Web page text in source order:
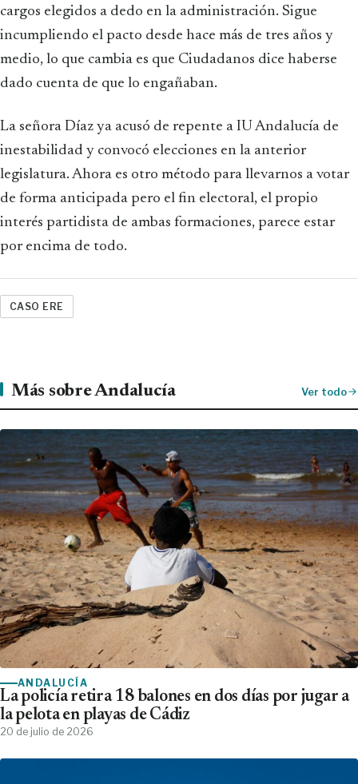
cargos elegidos a dedo en la administración. Sigue
incumpliendo el pacto desde hace más de tres años y
medio, lo que cambia es que Ciudadanos dice haberse
dado cuenta de que lo engañaban.
La señora Díaz ya acusó de repente a IU Andalucía de
inestabilidad y convocó elecciones en la anterior
legislatura. Ahora es otro método para llevarnos a votar
de forma anticipada pero el fin electoral, el propio
interés partidista de ambas formaciones, parece estar
por encima de todo.
CASO ERE
Más sobre Andalucía Ver todo
ANDALUCÍA
La policía retira 18 balones en dos días por jugar a
la pelota en playas de Cádiz
20 de julio de 2026